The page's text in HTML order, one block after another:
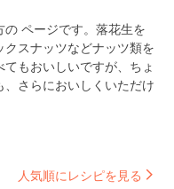
ページです。落花生を
スナッツなどナッツ類を
もおいしいですが、ちょ
さらにおいしくいただけ
人気順にレシピを見る